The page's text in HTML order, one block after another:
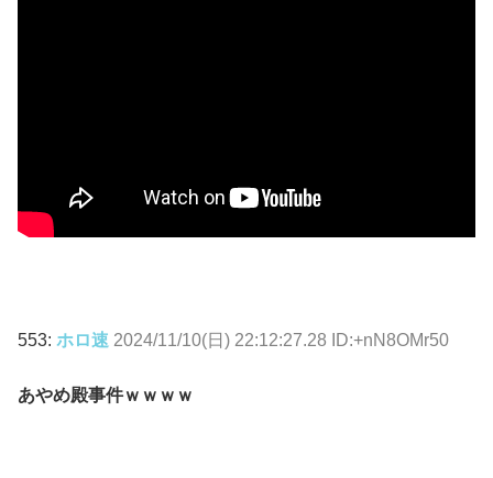
553: ホロ速 2024/11/10(日) 22:12:27.28 ID:+nN8OMr50
あやめ殿事件ｗｗｗｗ